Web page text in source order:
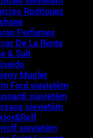
Rodriguez
Perfumes
De La Renta
& Salt
Mugler
Ford sievietēm
sievietēm
sievietēm
sievietēm